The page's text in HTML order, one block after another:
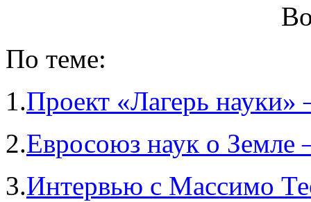
По теме:
1.Проект «Лагерь
2.Евросоюз наук о
3.Интервью с Массимо